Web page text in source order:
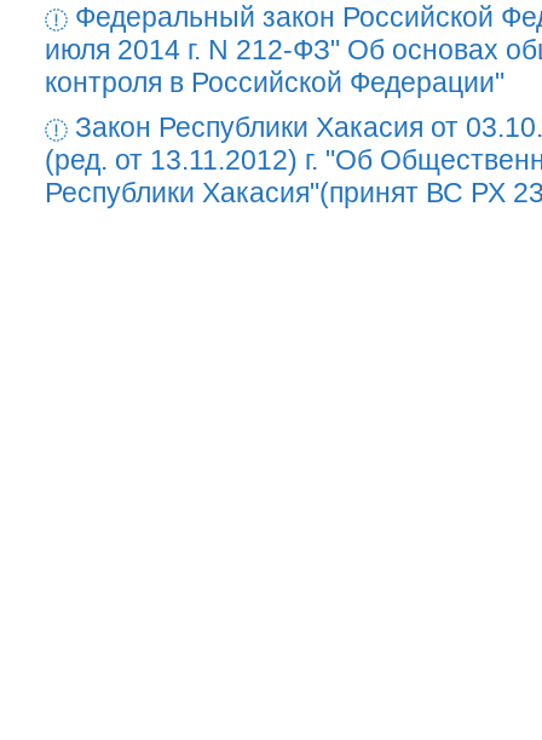
Федеральный закон Российской
июля 2014 г. N 212-ФЗ" Об основах
контроля в Российской Федерации"
Закон Республики Хакасия от
(ред. от 13.11.2012) г. "Об
Республики Хакасия"(принят ВС РХ